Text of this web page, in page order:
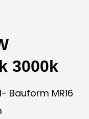
3000k
Bauform MR16